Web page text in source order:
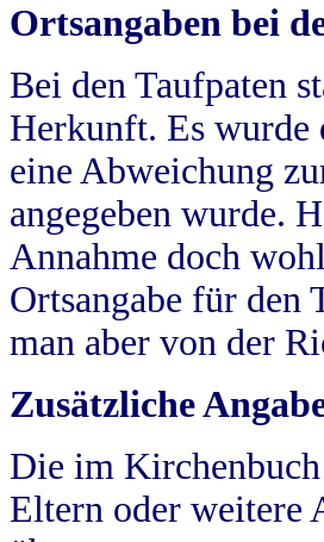
Ortsangaben bei
Bei den Taufpaten
Herkunft. Es wurde
eine Abweichung
angegeben wurde.
Annahme doch
Ortsangabe für den
man aber von der
Zusätzliche
Die im
Eltern oder weitere